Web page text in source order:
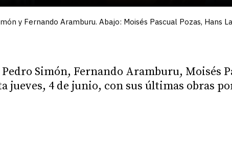
y Fernando Aramburu. Abajo: Moisés Pascual Pozas, Hans
Simón, Fernando Aramburu, Moisés
jueves, 4 de junio, con sus últimas obras